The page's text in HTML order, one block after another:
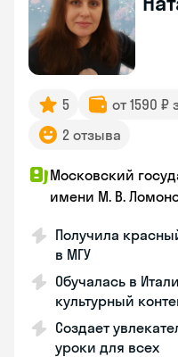
5 от 1590 ₽
2 отзыва
Московский
имени М. В.
Получила
в МГУ
Обучалась в
культурный
Создает
уроки для всех